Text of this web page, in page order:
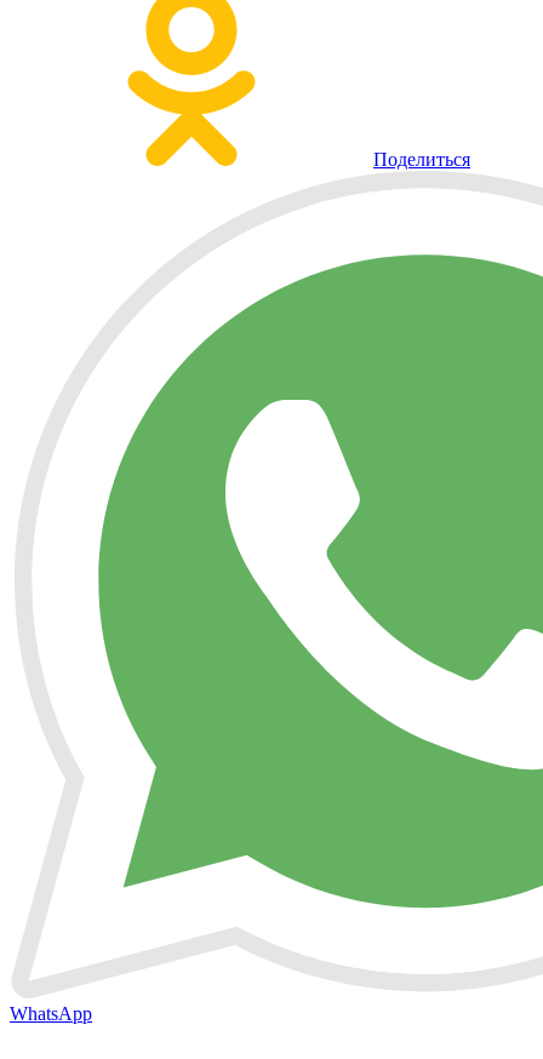
Поделиться
WhatsApp